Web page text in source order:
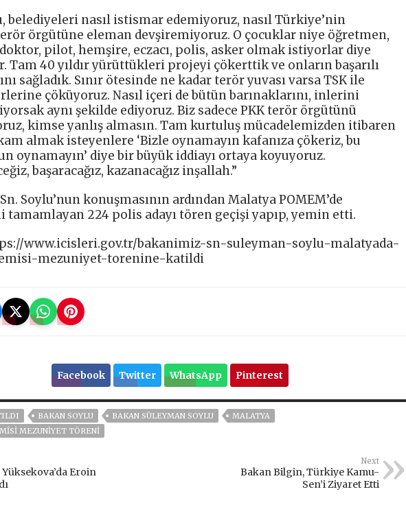
belediyeleri nasıl istismar edemiyoruz, nasıl Türkiye’nin
örgütüne eleman devşiremiyoruz. O çocuklar niye öğretmen,
pilot, hemşire, eczacı, polis, asker olmak istiyorlar diye
Tam 40 yıldır yürüttükleri projeyi çökerttik ve onların başarılı
sağladık. Sınır ötesinde ne kadar terör yuvası varsa TSK ile
çöküyoruz. Nasıl içeri de bütün barınaklarını, inlerini
aynı şekilde ediyoruz. Biz sadece PKK terör örgütünü
kimse yanlış almasın. Tam kurtuluş mücadelemizden itibaren
almak isteyenlere ‘Bizle oynamayın kafanıza çökeriz, bu
oynamayın’ diye bir büyük iddiayı ortaya koyuyoruz.
başaracağız, kazanacağız inşallah.”
Soylu’nun konuşmasının ardından Malatya POMEM’de
224 polis adayı tören geçişi yapıp, yemin etti.
www.icisleri.gov.tr/bakanimiz-sn-suleyman-soylu-malatyada-
mezuniyet-torenine-katildi
Facebook Twitter WhatsApp Pinterest
BAKAN SOYLU BAKAN SÜLEYMAN SOYLU
MALATYA
MEZUNIYET TÖRENI
Eroin
Next
Bakan Bilgin, Türkiye Kamu-
Sen’i Ziyaret Etti